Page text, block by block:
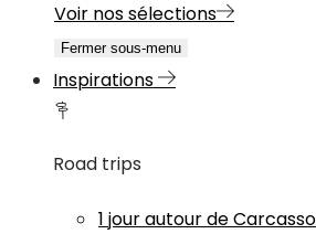
Voir nos sélections
Fermer sous-menu
Inspirations
Road trips
1 jour autour de